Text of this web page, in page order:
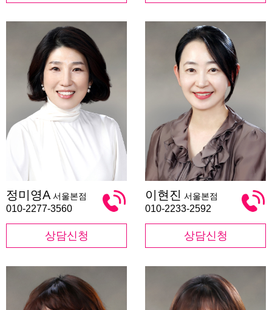
미
영
정미영A 서울본점
010-2277-3560
상담신청
현
진
이현진 서울본점
010-2233-2592
상담신청